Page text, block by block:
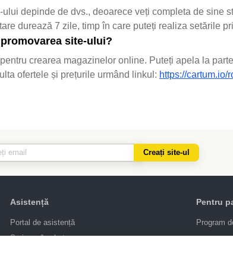
depinde de dvs., deoarece veți completa de sine
durează 7 zile, timp în care puteți realiza setările
site-ului?
crearea magazinelor online. Puteți apela la
ofertele și prețurile urmând linkul: https://cartum.io/
Creați site-ul
Asistență
Portal de asistență
Scrie-ne în chat
Pentru
Program